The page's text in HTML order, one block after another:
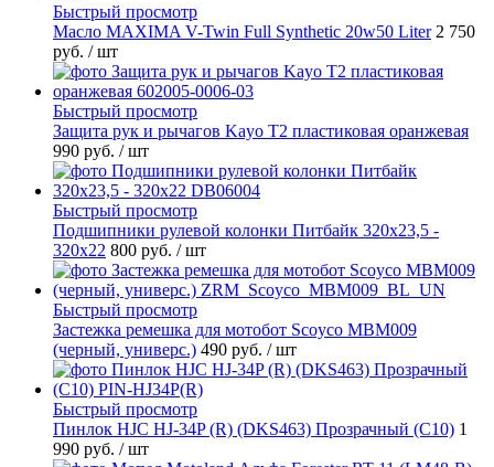
Быстрый просмотр
Масло MAXIMA V-Twin Full Synthetic 20w50 Liter 2 750
руб. / шт
Быстрый просмотр
Защита рук и рычагов Kayo T2 пластиковая оранжевая
990 руб. / шт
Быстрый просмотр
Подшипники рулевой колонки Питбайк 320x23,5 -
320x22 800 руб. / шт
Быстрый просмотр
Застежка ремешка для мотобот Scoyco MBM009
(черный, универс.) 490 руб. / шт
Быстрый просмотр
Пинлок HJC HJ-34P (R) (DKS463) Прозрачный (C10) 1
990 руб. / шт